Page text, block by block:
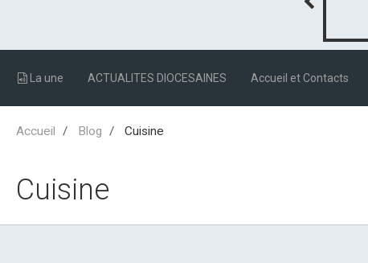
La une ACTUALITES DIOCESAINES Accueil et Contacts
Accueil Blog Cuisine
Cuisine